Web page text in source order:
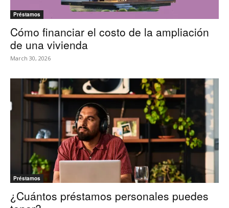
Préstamos
Cómo financiar el costo de la ampliación
de una vivienda
March 30, 2026
Préstamos
¿Cuántos préstamos personales puedes